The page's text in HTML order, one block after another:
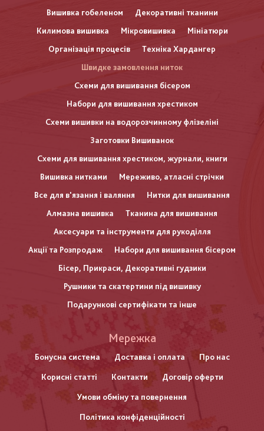
Вишивка гобеленом
Декоративні тканини
Килимова вишивка
Мікровишивка
Мініатюри
Організація процесів
Техніка Хардангер
Швидке замовлення ниток
Схеми для вишивання бісером
Набори для вишивання хрестиком
Схеми вишивки на водорозчинному флізеліні
Заготовки Вишиванок
Схеми для вишивання хрестиком, журнали, книги
Вишивка нитками
Мереживо, атласні стрічки
Все для в'язання і валяння
Нитки для вишивання
Алмазна вишивка
Тканина для вишивання
Аксесуари та інструменти для рукоділля
Акції та Розпродаж
Набори для вишивання бісером
Бісер, Прикраси, Декоративні гудзики
Рушники та скатертини під вишивку
Подарункові сертифікати та інше
нижнього
колонтитулу
Мережка
Бонусна система Доставка і оплата Про нас
Корисні статті Контакти Договір оферти
Умови обміну та повернення
Політика конфіденційності